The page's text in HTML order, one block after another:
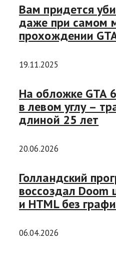
Вам придется
даже при самом
прохождении
19.11.2025
На обложке GTA
в левом углу –
длиной 25 лет
20.06.2026
Голландский
воссоздал Doom
и HTML без
06.04.2026